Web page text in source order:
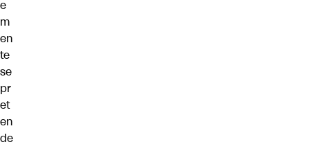
e
m
en
te
se
pr
et
en
de